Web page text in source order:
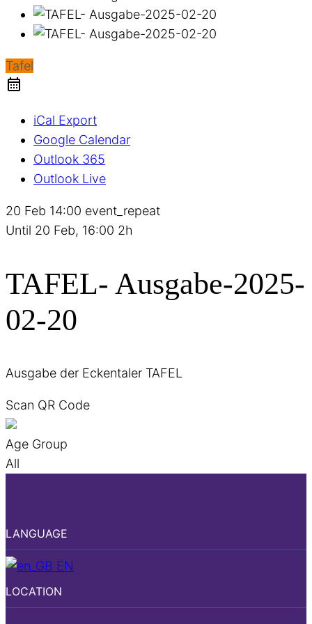
Tafel
iCal Export
Google Calendar
Outlook 365
Outlook Live
20 Feb 14:00 event_repeat
Until 20 Feb, 16:00 2h
TAFEL- Ausgabe-2025-
02-20
Ausgabe der Eckentaler TAFEL
Scan QR Code
Age Group
All
LANGUAGE
EN
LOCATION